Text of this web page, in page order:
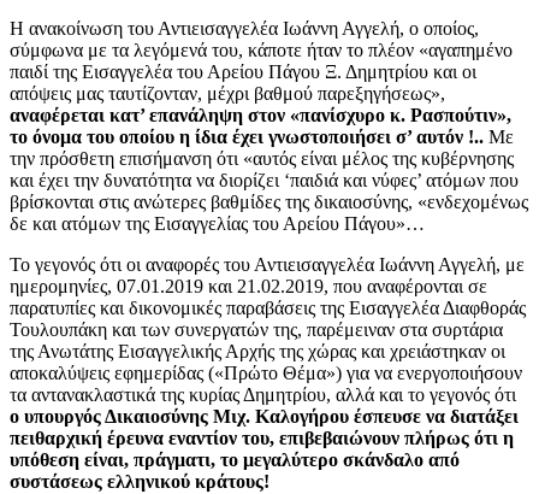
Η ανακοίνωση του Αντιεισαγγελέα Ιωάννη Αγγελή, ο οποίος,
σύμφωνα με τα λεγόμενά του, κάποτε ήταν το πλέον «αγαπημένο
παιδί της Εισαγγελέα του Αρείου Πάγου Ξ. Δημητρίου και οι
απόψεις μας ταυτίζονταν, μέχρι βαθμού παρεξηγήσεως»,
αναφέρεται κατ’ επανάληψη στον «πανίσχυρο κ. Ρασπούτιν»,
το όνομα του οποίου η ίδια έχει γνωστοποιήσει σ’ αυτόν !.. Με
την πρόσθετη επισήμανση ότι «αυτός είναι μέλος της κυβέρνησης
και έχει την δυνατότητα να διορίζει ‘παιδιά και νύφες’ ατόμων που
βρίσκονται στις ανώτερες βαθμίδες της δικαιοσύνης, «ενδεχομένως
δε και ατόμων της Εισαγγελίας του Αρείου Πάγου»…
Το γεγονός ότι οι αναφορές του Αντιεισαγγελέα Ιωάννη Αγγελή, με
ημερομηνίες, 07.01.2019 και 21.02.2019, που αναφέρονται σε
παρατυπίες και δικονομικές παραβάσεις της Εισαγγελέα Διαφθοράς
Τουλουπάκη και των συνεργατών της, παρέμειναν στα συρτάρια
της Ανωτάτης Εισαγγελικής Αρχής της χώρας και χρειάστηκαν οι
αποκαλύψεις εφημερίδας («Πρώτο Θέμα») για να ενεργοποιήσουν
τα αντανακλαστικά της κυρίας Δημητρίου, αλλά και το γεγονός ότι
ο υπουργός Δικαιοσύνης Μιχ. Καλογήρου έσπευσε να διατάξει
πειθαρχική έρευνα εναντίον του, επιβεβαιώνουν πλήρως ότι η
υπόθεση είναι, πράγματι, το μεγαλύτερο σκάνδαλο από
συστάσεως ελληνικού κράτους!